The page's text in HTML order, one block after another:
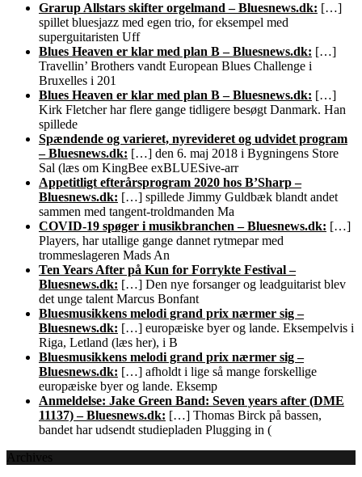
Grarup Allstars skifter orgelmand – Bluesnews.dk: […]
spillet bluesjazz med egen trio, for eksempel med
superguitaristen Uff
Blues Heaven er klar med plan B – Bluesnews.dk: […]
Travellin’ Brothers vandt European Blues Challenge i
Bruxelles i 201
Blues Heaven er klar med plan B – Bluesnews.dk: […]
Kirk Fletcher har flere gange tidligere besøgt Danmark. Han
spillede
Spændende og varieret, nyrevideret og udvidet program
– Bluesnews.dk: […] den 6. maj 2018 i Bygningens Store
Sal (læs om KingBee exBLUESive-arr
Appetitligt efterårsprogram 2020 hos B’Sharp –
Bluesnews.dk: […] spillede Jimmy Guldbæk blandt andet
sammen med tangent-troldmanden Ma
COVID-19 spøger i musikbranchen – Bluesnews.dk: […]
Players, har utallige gange dannet rytmepar med
trommeslageren Mads An
Ten Years After på Kun for Forrykte Festival –
Bluesnews.dk: […] Den nye forsanger og leadguitarist blev
det unge talent Marcus Bonfant
Bluesmusikkens melodi grand prix nærmer sig –
Bluesnews.dk: […] europæiske byer og lande. Eksempelvis i
Riga, Letland (læs her), i B
Bluesmusikkens melodi grand prix nærmer sig –
Bluesnews.dk: […] afholdt i lige så mange forskellige
europæiske byer og lande. Eksemp
Anmeldelse: Jake Green Band: Seven years after (DME
11137) – Bluesnews.dk: […] Thomas Birck på bassen,
bandet har udsendt studiepladen Plugging in (
Archives